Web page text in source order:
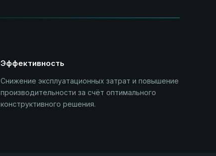
Эффективность
Снижение эксплуатационных затрат и повышение
производительности за счёт оптимального
конструктивного решения.